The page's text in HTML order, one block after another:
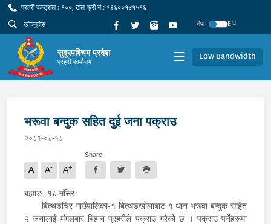
प्रहरी कन्ट्रोल : १००, टोल फ्री नं.: १६६००१४१५१६
नेपा
EN
सुदूरपश्चिम प्रदेश
प्रहरी कार्यालय Low Bandwidth
भरूवा बन्दुक सहित दुई जना पक्राउ
२०८१-०८-१८
A A- A+
Share
बझाङ, १८ मंसिर
बित्थडचिर गाउँपालिका-१ बित्थडखोलाबाट १ थान भरूवा बन्दुक सहित
२ जनालाई मंगलबार बिहान प्रहरीले पक्राउ गरेको छ । पक्राउ पर्नेहरूमा